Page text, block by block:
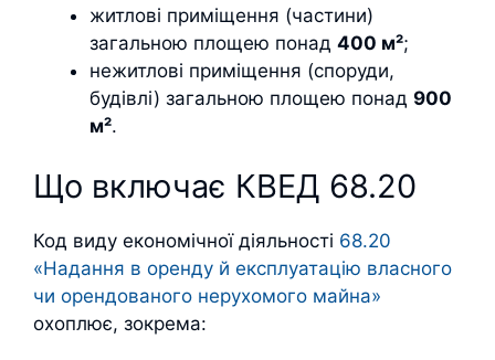
житлові приміщення (частини)
загальною площею понад 400 м²;
нежитлові приміщення (споруди,
будівлі) загальною площею понад 900
м².
Що включає КВЕД 68.20
Код виду економічної діяльності 68.20
«Надання в оренду й експлуатацію власного
чи орендованого нерухомого майна»
охоплює, зокрема: